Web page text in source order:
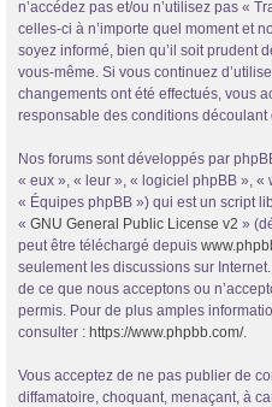
n’accédez pas et/ou n’utilisez pas «
celles-ci à n’importe quel moment et
soyez informé, bien qu’il soit prudent
vous-même. Si vous continuez
changements ont été effectués, vous
responsable des conditions
Nos forums sont développés par
« eux », « leur », « logiciel phpBB »,
« Équipes phpBB ») qui est un script
« GNU General Public License v2 »
peut être téléchargé depuis
seulement les discussions sur
de ce que nous acceptons ou
permis. Pour de plus amples
consulter : https://www.phpbb.com/.
Vous acceptez de ne pas publier de
diffamatoire, choquant, menaçant, à